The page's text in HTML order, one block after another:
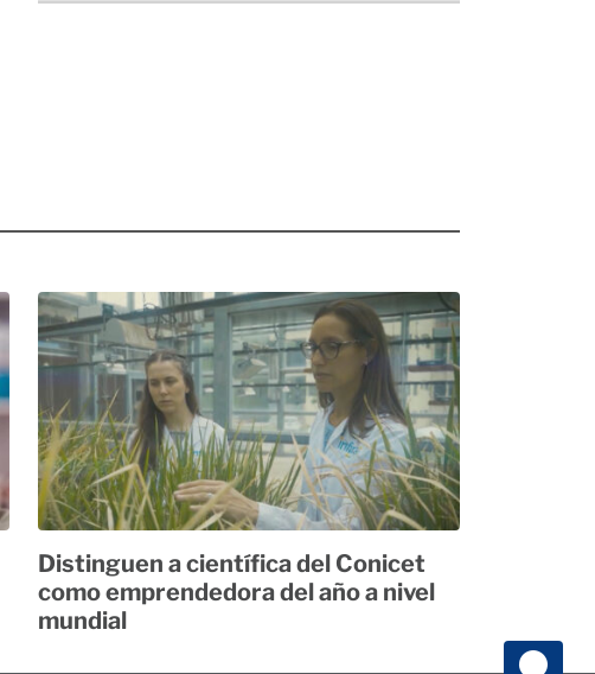
Distinguen a científica del Conicet
como emprendedora del año a nivel
mundial